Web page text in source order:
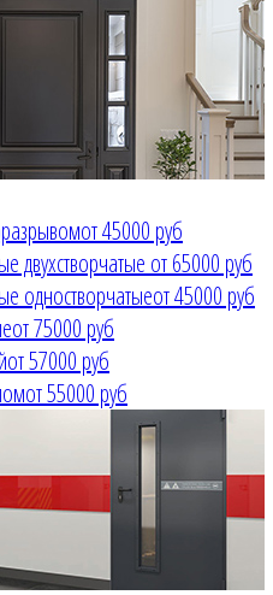
от 45000 руб
двухстворчатые от 65000 руб
одностворчатыеот 45000 руб
от 75000 руб
от 57000 руб
от 55000 руб